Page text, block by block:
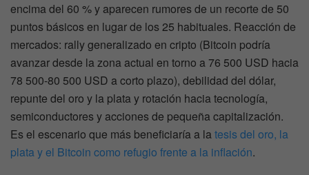
encima del 60 % y aparecen rumores de un recorte de 50
puntos básicos en lugar de los 25 habituales. Reacción de
mercados: rally generalizado en cripto (Bitcoin podría
avanzar desde la zona actual en torno a 76 500 USD hacia
78 500-80 500 USD a corto plazo), debilidad del dólar,
repunte del oro y la plata y rotación hacia tecnología,
semiconductores y acciones de pequeña capitalización.
Es el escenario que más beneficiaría a latesis del oro, la
plata y el Bitcoin como refugio frente a la inflación.